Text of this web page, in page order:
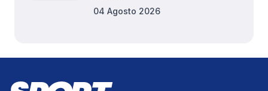
04 Agosto 2026